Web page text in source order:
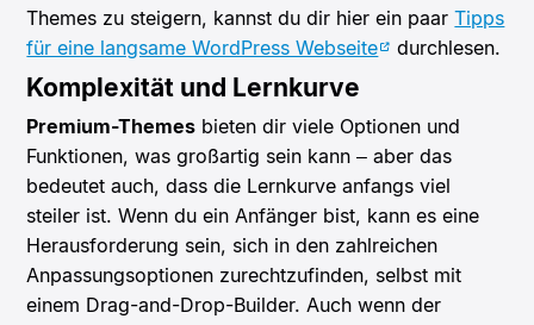
Themes zu steigern, kannst du dir hier ein paarTipps
für eine langsame WordPress Webseite
durchlesen.
Komplexität und Lernkurve
Premium-Themes bieten dir viele Optionen und
Funktionen, was großartig sein kann – aber das
bedeutet auch, dass die Lernkurve anfangs viel
steiler ist. Wenn du ein Anfänger bist, kann es eine
Herausforderung sein, sich in den zahlreichen
Anpassungsoptionen zurechtzufinden, selbst mit
einem Drag-and-Drop-Builder. Auch wenn der